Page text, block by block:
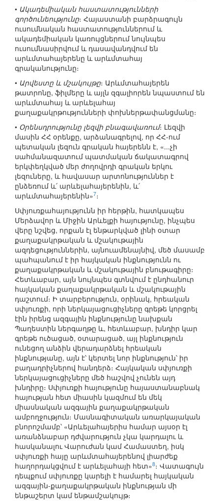
• Ակադեմիական հաստատությունների
գործունեությունը։ Հայաստանի բարձրագույն
ուսումնական հաստատություններում և
ակադեմիական կառույցներում նույնպես
ուսումնասիրվում և դասավանդվում են
արևմտահայերենը և արևմտահայ
գրականությունը։
• Արվեստը և մշակույթը։ Արևմտահայերեն
թատրոնը, ֆիլմերը և այլն զգալիորեն նպաստում են
արևմտահայ և արևելահայ
քաղաքակրթությունների փոխներթափանցմանը։
• Օրենսդրությունը լեզվի բնագավառում։ Լեզվի
մասին ՀՀ օրենքը, արձանագրելով, որ ՀՀ-ում
պետական լեզուն գրական հայերենն է, «...չի
սահմանազատում պատմական ճակատագրով
երկփեղկված մեր ժողովրդի գրական երկու
լեզուները, և հավասար արտոնություններ է
ընձեռում և՛ արևելահայերենին, և՛
արևմտահայերենին»7։
Սփյուռքահայությունն իր հերթին, հատկապես
Մերձավոր և Միջին Արևելքի հայությունը, ինչպես
վերը նշվեց, որքան էլ ենթարկված լինի օտար
քաղաքակրթական և մշակութային
ազդեցություններին, այնուամենայնիվ, մեծ մասամբ
պահպանում է իր հայկական ինքնությունն ու
քաղաքակրթական և մշակութային բնութագիրը։
Հետևաբար, այն նույնպես գտնվում է ընդհանուր
հայկական քաղաքակրթական և մշակութային
դաշտում։ Ի տարբերություն, օրինակ, հրեական
սփյուռքի, որի ներկայացուցիչները գրեթե կորցրել
էին իրենց ազգային ինքնությունը նախքան
Պաղեստին ներգաղթը և, հետևաբար, խնդիր կար
գրեթե ուծացած, օտարացած, այլ ինքնություն
ունեցող անձին վերադարձնել հրեական
ինքնությանը, այն է՝ կերտել նոր ինքնություն՝ իր
բաղադրիչներով հանդերձ։ Հայկական սփյուռքի
ներկայացուցիչները մեծ հաշվով չունեն այդ
խնդիրը։ Սփյուռքի հայությունը հայաստանաբնակ
հայության հետ միասին կազմում են մեկ
միասնական ազգային քաղաքակրթական
ամբողջություն։ Մասնագիտական առարկայական
բնորոշմամբ՝ «Արևելահայերիս համար այսօր էլ
առանձնաբար դժվարություն չկա կարդալու և
հասկանալու Վարուժան կամ Համաստեղ, իսկ
սփյուռքի հայը արևմտահայերենով լիարժեք
հաղորդակցվում է արևելահայի հետ»8։ Վատագույն
դեպքում սփյուռքը կարելի է համարել հայկական
ազգային-քաղաքակրթական ինքնության մի
ենթաշերտ կամ ենթամշակույթ։